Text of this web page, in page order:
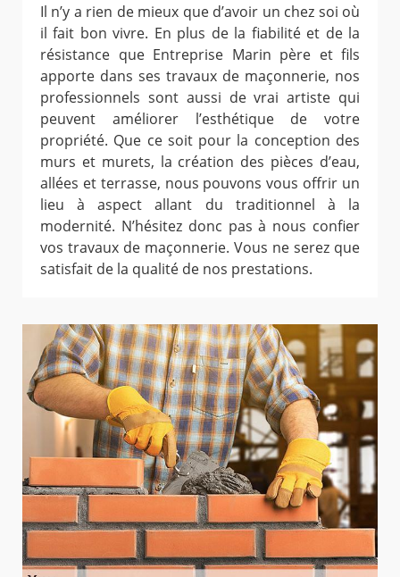
Il n’y a rien de mieux que d’avoir un chez soi où
il fait bon vivre. En plus de la fiabilité et de la
résistance que Entreprise Marin père et fils
apporte dans ses travaux de maçonnerie, nos
professionnels sont aussi de vrai artiste qui
peuvent améliorer l’esthétique de votre
propriété. Que ce soit pour la conception des
murs et murets, la création des pièces d’eau,
allées et terrasse, nous pouvons vous offrir un
lieu à aspect allant du traditionnel à la
modernité. N’hésitez donc pas à nous confier
vos travaux de maçonnerie. Vous ne serez que
satisfait de la qualité de nos prestations.